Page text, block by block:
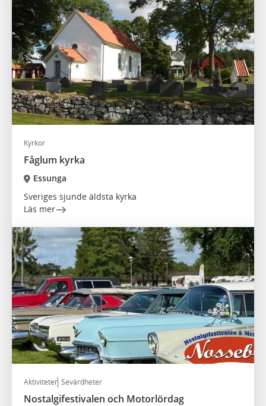
Kyrkor
Fåglum kyrka
Essunga
Sveriges sjunde äldsta kyrka
Läs mer
Aktiviteter Sevärdheter
Nostalgifestivalen och Motorlördag